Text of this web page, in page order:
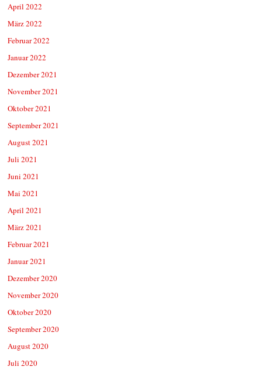
April 2022
März 2022
Februar 2022
Januar 2022
Dezember 2021
November 2021
Oktober 2021
September 2021
August 2021
Juli 2021
Juni 2021
Mai 2021
April 2021
März 2021
Februar 2021
Januar 2021
Dezember 2020
November 2020
Oktober 2020
September 2020
August 2020
Juli 2020